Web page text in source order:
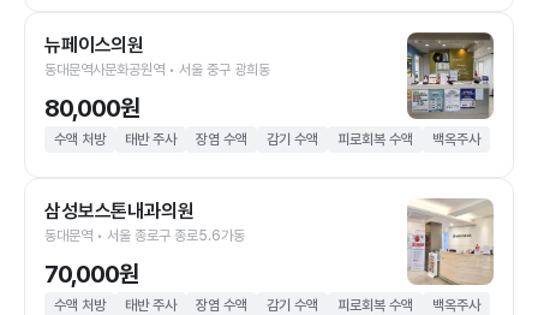
뉴페이스의원
동대문역사문화공원역 • 서울 중구 광희동
80,000원
수액 처방 태반 주사 장염 수액 감기 수액 피로회복 수액 백옥주사
삼성보스톤내과의원
동대문역 • 서울 종로구 종로5.6가동
70,000원
수액 처방 태반 주사 장염 수액 감기 수액 피로회복 수액 백옥주사